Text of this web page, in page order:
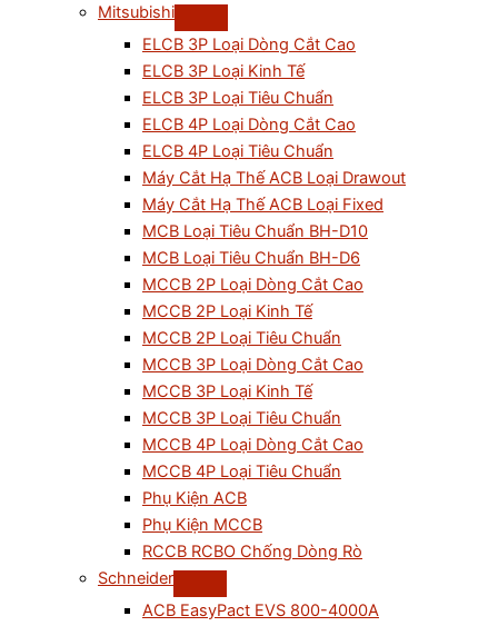
Mitsubishi
ELCB 3P Loại Dòng Cắt Cao
ELCB 3P Loại Kinh Tế
ELCB 3P Loại Tiêu Chuẩn
ELCB 4P Loại Dòng Cắt Cao
ELCB 4P Loại Tiêu Chuẩn
Máy Cắt Hạ Thế ACB Loại Drawout
Máy Cắt Hạ Thế ACB Loại Fixed
MCB Loại Tiêu Chuẩn BH-D10
MCB Loại Tiêu Chuẩn BH-D6
MCCB 2P Loại Dòng Cắt Cao
MCCB 2P Loại Kinh Tế
MCCB 2P Loại Tiêu Chuẩn
MCCB 3P Loại Dòng Cắt Cao
MCCB 3P Loại Kinh Tế
MCCB 3P Loại Tiêu Chuẩn
MCCB 4P Loại Dòng Cắt Cao
MCCB 4P Loại Tiêu Chuẩn
Phụ Kiện ACB
Phụ Kiện MCCB
RCCB RCBO Chống Dòng Rò
Schneider
ACB EasyPact EVS 800-4000A